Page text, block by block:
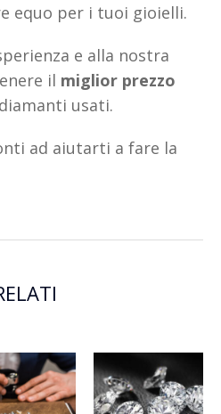
equo per i tuoi gioielli.
e alla nostra
il miglior prezzo
usati.
ad aiutarti a fare la